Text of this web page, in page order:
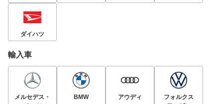
ダイハツ
輸入車
メルセデス・
BMW アウディ
フォルクス